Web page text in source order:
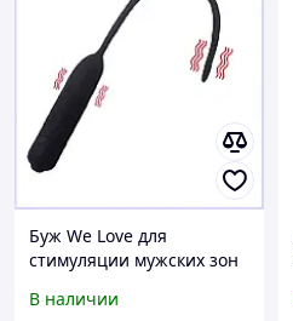
Буж We Love для
стимуляции мужских зон
В наличии